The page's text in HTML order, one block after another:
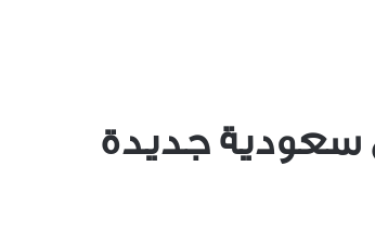
سعودية جديدة